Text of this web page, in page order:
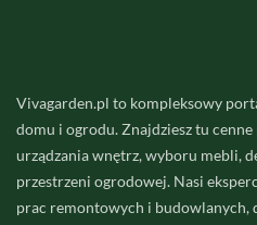
Vivagarden.pl to kompleksowy
domu i ogrodu. Znajdziesz tu
urządzania wnętrz, wyboru mebli,
przestrzeni ogrodowej. Nasi
prac remontowych i budowlanych,